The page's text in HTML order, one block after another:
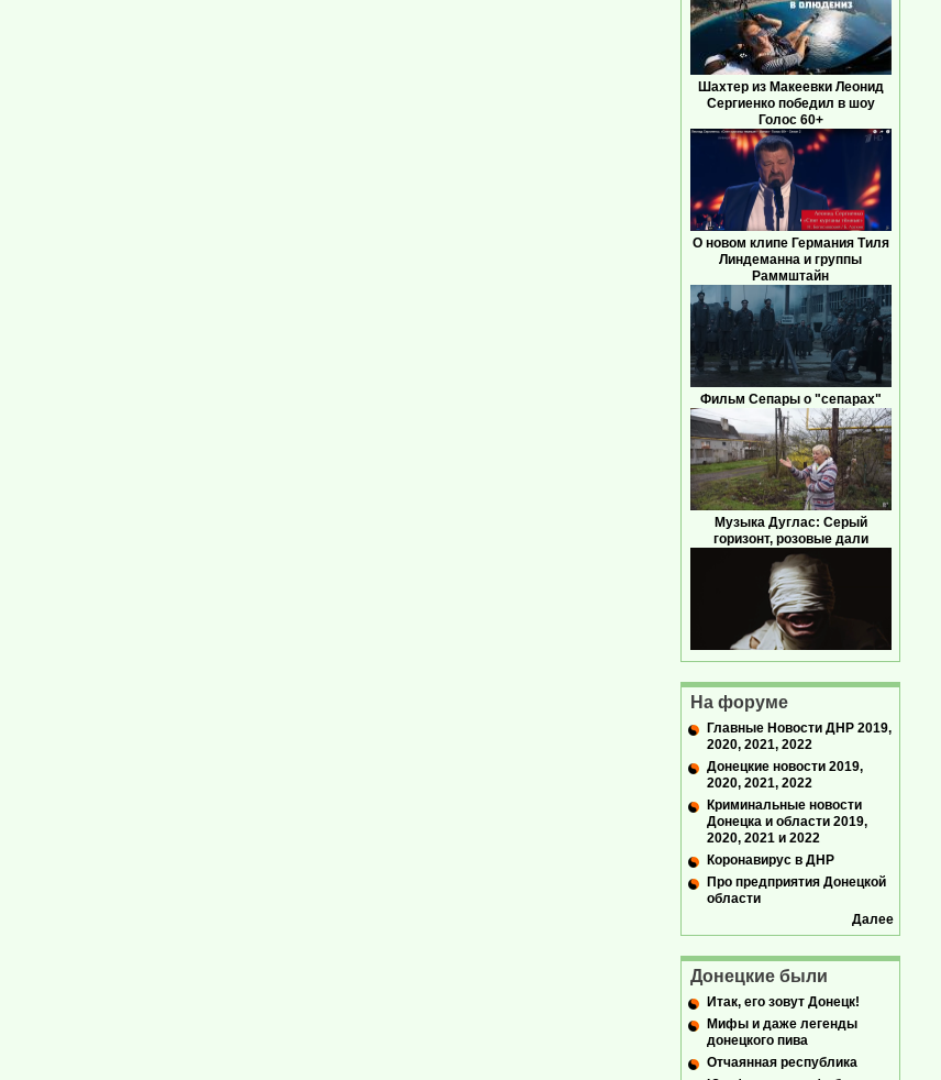
Шахтер из Макеевки Леонид
Сергиенко победил в шоу
Голос 60+
О новом клипе Германия Тиля
Линдеманна и группы
Раммштайн
Фильм Сепары о "сепарах"
Музыка Дуглас: Серый
горизонт, розовые дали
На форуме
Главные Новости ДНР 2019,
2020, 2021, 2022
Донецкие новости 2019,
2020, 2021, 2022
Криминальные новости
Донецка и области 2019,
2020, 2021 и 2022
Коронавирус в ДНР
Про предприятия Донецкой
области
Далее
Донецкие были
Итак, его зовут Донецк!
Мифы и даже легенды
донецкого пива
Отчаянная республика